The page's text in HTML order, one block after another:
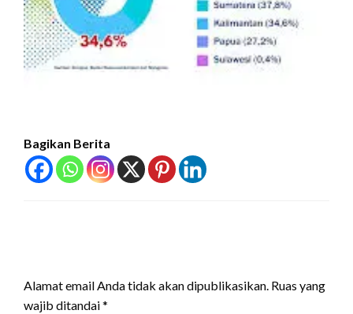
Bagikan Berita
Alamat email Anda tidak akan dipublikasikan. Ruas yang
wajib ditandai*